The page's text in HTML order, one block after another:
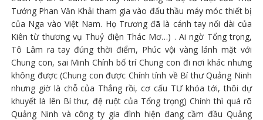
Tướng Phan Văn Khải tham gia vào đấu thầu máy móc thiết bị
của Nga vào Việt Nam. Họ Trương đã là cánh tay nối dài của
Kiên từ thương vụ Thuỷ điện Thác Mơ…) . Ai ngờ Tổng trọng,
Tô Lâm ra tay đúng thời điểm, Phúc vội vàng lánh mặt với
Chung con, sai Minh Chính bố trí Chung con đi nơi khác nhưng
không được (Chung con được Chính tính về Bí thư Quảng Ninh
nhưng giờ là chỗ của Thắng rồi, cơ cấu TƯ khóa tới, thôi dự
khuyết là lên Bí thư, đệ ruột của Tổng trọng) Chính thì quá rõ
Quảng Ninh và công ty gia đình hiện đang cầm đầu Quảng